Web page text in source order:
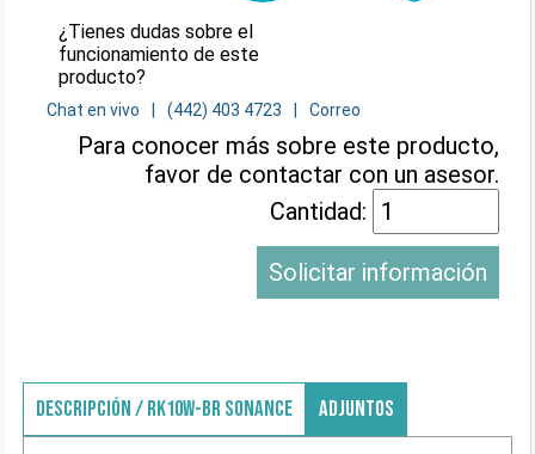
¿Tienes dudas sobre el
funcionamiento de este
producto?
Chat en vivo (442) 403 4723 Correo
Para conocer más sobre este producto,
favor de contactar con un asesor.
Cantidad:
Solicitar información
DESCRIPCIÓN / RK10W-BR SONANCE ADJUNTOS